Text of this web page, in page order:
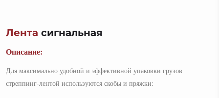
Лента сигнальная
Описание:
Для максимально удобной и эффективной упаковки грузов
стреппинг-лентой используются скобы и пряжки: